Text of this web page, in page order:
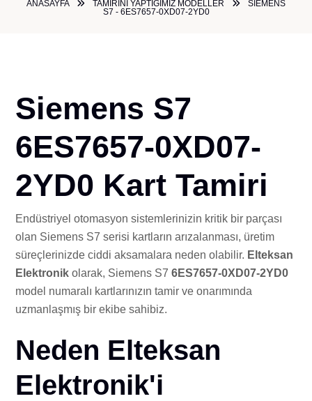
ANASAYFA TAMIRINI YAPTIĞIMIZ MODELLER
SIEMENS
S7 - 6ES7657-0XD07-2YD0
Siemens S7
6ES7657-0XD07-
2YD0 Kart Tamiri
Endüstriyel otomasyon sistemlerinizin kritik bir parçası
olan Siemens S7 serisi kartların arızalanması, üretim
süreçlerinizde ciddi aksamalara neden olabilir. Elteksan
Elektronikolarak, Siemens S7 6ES7657-0XD07-2YD0
model numaralı kartlarınızın tamir ve onarımında
uzmanlaşmış bir ekibe sahibiz.
Neden Elteksan
Elektronik'i